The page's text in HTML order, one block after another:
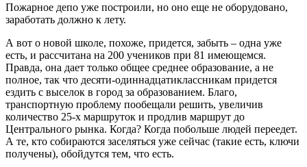
Пожарное депо уже построили, но оно еще не оборудовано,
заработать должно к лету.
А вот о новой школе, похоже, придется, забыть – одна уже
есть, и рассчитана на 200 учеников при 81 имеющемся.
Правда, она дает только общее среднее образование, а не
полное, так что десяти-одиннадцатиклассникам придется
ездить с выселок в город за образованием. Благо,
транспортную проблему пообещали решить, увеличив
количество 25-х маршруток и продлив маршрут до
Центрального рынка. Когда? Когда побольше людей переедет.
А те, кто собираются заселяться уже сейчас (такие есть, ключи
получены), обойдутся тем, что есть.